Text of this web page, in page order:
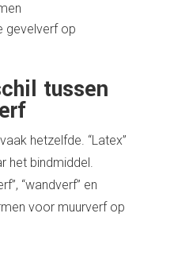
gevelverf op
tussen
hetzelfde. “Latex”
het bindmiddel.
“wandverf” en
voor muurverf op